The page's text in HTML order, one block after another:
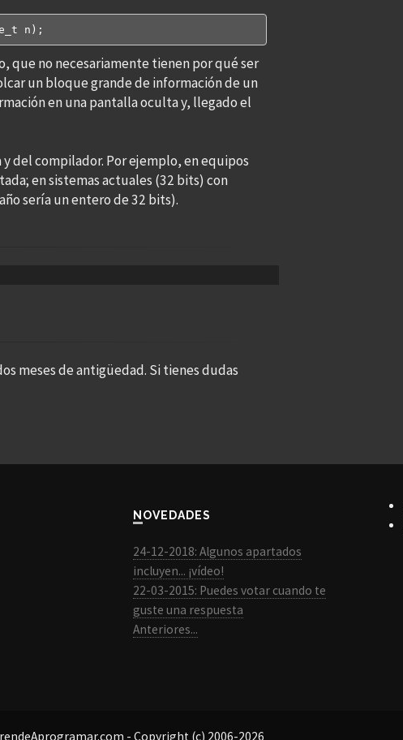
n);
que no necesariamente tienen por qué ser
un bloque grande de información de un
en una pantalla oculta y, llegado el
del compilador. Por ejemplo, en equipos
en sistemas actuales (32 bits) con
sería un entero de 32 bits).
meses de antigüedad. Si tienes dudas
NOVEDADES
24-12-2018: Algunos apartados
incluyen... ¡vídeo!
22-03-2015: Puedes votar cuando te
guste una respuesta
Anteriores...
- Copyright (c) 2006-2026